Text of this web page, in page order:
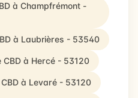
à Champfrémont -
à Laubrières - 53540
à Hercé - 53120
à Levaré - 53120